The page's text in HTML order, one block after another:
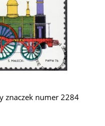
znaczek numer 2284